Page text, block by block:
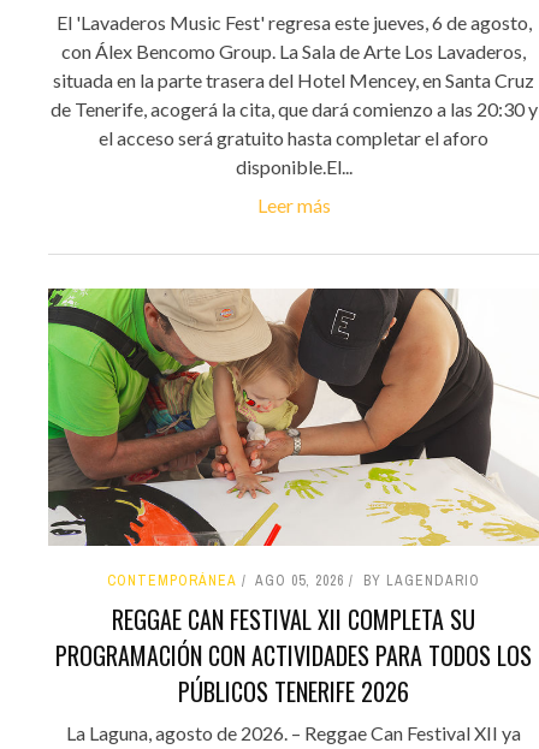
El 'Lavaderos Music Fest' regresa este jueves, 6 de agosto,
con Álex Bencomo Group. La Sala de Arte Los Lavaderos,
situada en la parte trasera del Hotel Mencey, en Santa Cruz
de Tenerife, acogerá la cita, que dará comienzo a las 20:30 y
el acceso será gratuito hasta completar el aforo
disponible.El...
Leer más
CONTEMPORÁNEA AGO 05, 2026 BY LAGENDARIO
REGGAE CAN FESTIVAL XII COMPLETA SU
PROGRAMACIÓN CON ACTIVIDADES PARA TODOS LOS
PÚBLICOS TENERIFE 2026
La Laguna, agosto de 2026. – Reggae Can Festival XII ya